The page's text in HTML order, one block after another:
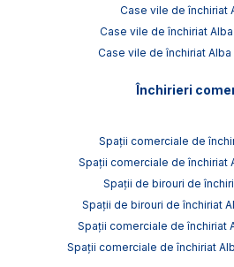
Case vile de închiriat
Case vile de închiriat
Case vile de închiriat Alba
Închirieri
Spații comerciale de
Spații comerciale de închiriat
Spații de birouri de
Spații de birouri de închiriat
Spații comerciale de închiriat
Spații comerciale de închiriat